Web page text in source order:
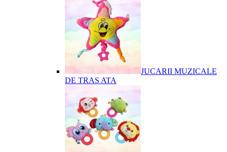
JUCARII MUZICALE
DE TRAS ATA